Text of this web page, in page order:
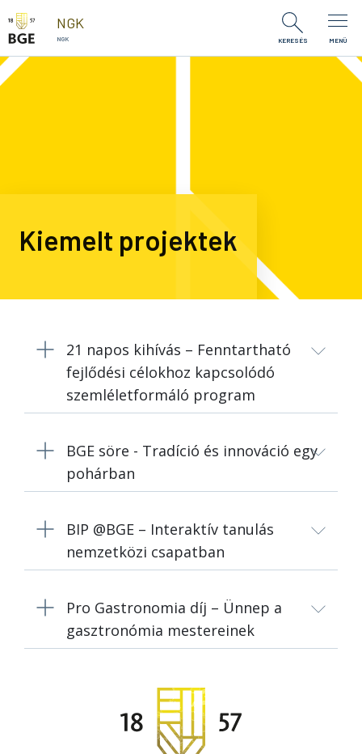
Ugrás a tartalomra
NGK
NGK KERESÉS MENÜ
Kiemelt projektek
21 napos kihívás – Fenntartható
fejlődési célokhoz kapcsolódó
szemléletformáló program
BGE söre - Tradíció és innováció egy
pohárban
BIP @BGE – Interaktív tanulás
nemzetközi csapatban
Pro Gastronomia díj – Ünnep a
gasztronómia mestereinek